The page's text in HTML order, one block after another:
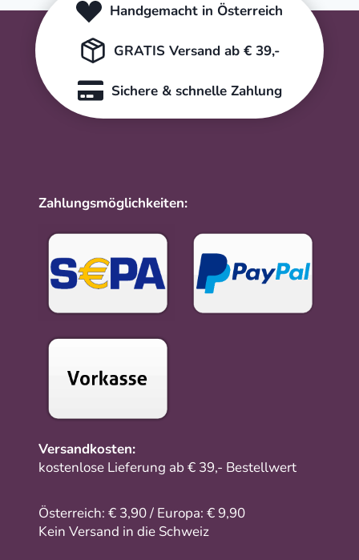
Handgemacht in Österreich
GRATIS Versand ab € 39,-
Sichere & schnelle Zahlung
Zahlungsmöglichkeiten:
Versandkosten:
kostenlose Lieferung ab € 39,- Bestellwert
Österreich: € 3,90 / Europa: € 9,90
Kein Versand in die Schweiz